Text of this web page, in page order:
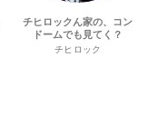
チヒロックん家の、コン
ドームでも見てく？
チヒロック